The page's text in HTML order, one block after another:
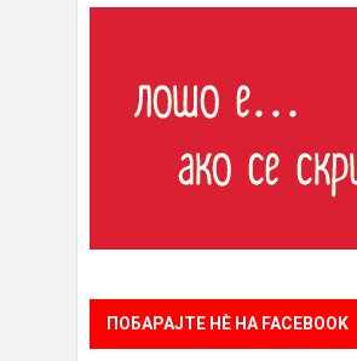
ПОБАРАЈТЕ НÈ НА FACEBOOK